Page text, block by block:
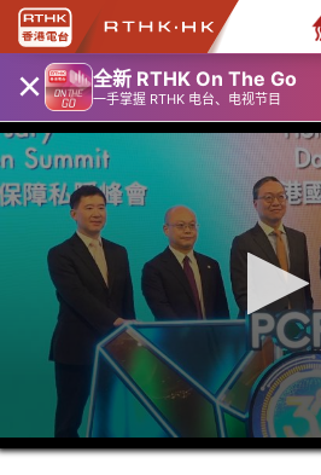
× 全新 RTHK On The Go
一手掌握 RTHK 电台、电视节目
0
seconds